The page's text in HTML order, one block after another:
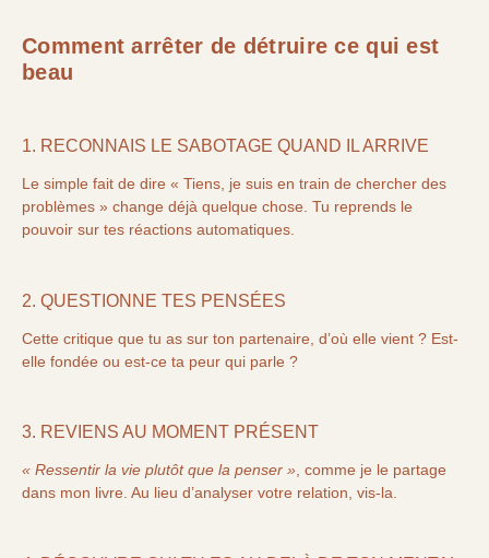
Comment arrêter de détruire ce qui est
beau
1. RECONNAIS LE SABOTAGE QUAND IL ARRIVE
Le simple fait de dire « Tiens, je suis en train de chercher des
problèmes » change déjà quelque chose. Tu reprends le
pouvoir sur tes réactions automatiques.
2. QUESTIONNE TES PENSÉES
Cette critique que tu as sur ton partenaire, d’où elle vient ? Est-
elle fondée ou est-ce ta peur qui parle ?
3. REVIENS AU MOMENT PRÉSENT
« Ressentir la vie plutôt que la penser », comme je le partage
dans mon livre. Au lieu d’analyser votre relation, vis-la.